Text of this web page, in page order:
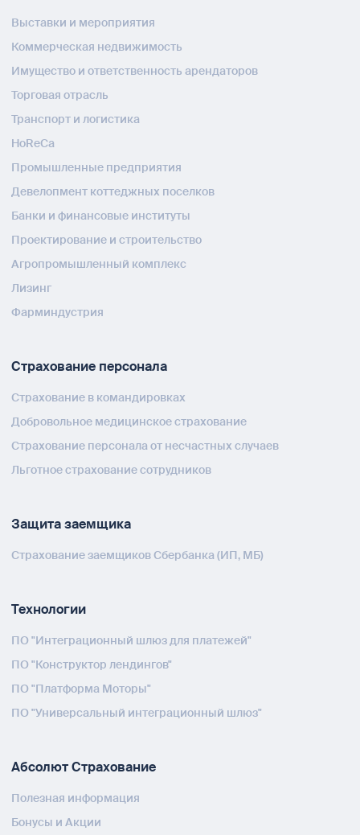
Выставки и мероприятия
Коммерческая недвижимость
Имущество и ответственность арендаторов
Торговая отрасль
Транспорт и логистика
HoReCa
Промышленные предприятия
Девелопмент коттеджных поселков
Банки и финансовые институты
Проектирование и строительство
Агропромышленный комплекс
Лизинг
Фарминдустрия
Страхование персонала
Страхование в командировках
Добровольное медицинское страхование
Страхование персонала от несчастных случаев
Льготное страхование сотрудников
Защита заемщика
Страхование заемщиков Сбербанка (ИП, МБ)
Технологии
ПО "Интеграционный шлюз для платежей"
ПО "Конструктор лендингов"
ПО "Платформа Моторы"
ПО "Универсальный интеграционный шлюз"
Абсолют Страхование
Полезная информация
Бонусы и Акции